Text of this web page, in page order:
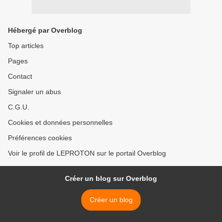
Hébergé par Overblog
Top articles
Pages
Contact
Signaler un abus
C.G.U.
Cookies et données personnelles
Préférences cookies
Voir le profil de LEPROTON sur le portail Overblog
Créer un blog sur Overblog
Créer un blog